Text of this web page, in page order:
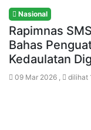
Nasional
Rapimnas
Bahas
Kedaulatan
09 Mar 2026 , dilihat